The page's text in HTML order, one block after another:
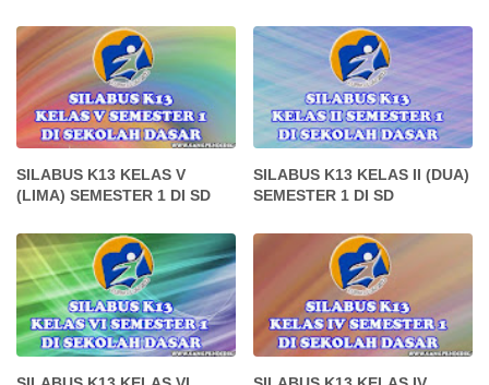
SILABUS K13 KELAS V
(LIMA) SEMESTER 1 DI SD
SILABUS K13 KELAS II (DUA)
SEMESTER 1 DI SD